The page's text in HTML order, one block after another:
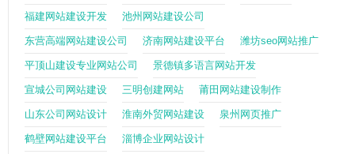
福建网站建设开发 池州网站建设公司
东营高端网站建设公司 济南网站建设平台 潍坊seo网站推广
平顶山建设专业网站公司 景德镇多语言网站开发
宣城公司网站建设 三明创建网站 莆田网站建设制作
山东公司网站设计 淮南外贸网站建设 泉州网页推广
鹤壁网站建设平台 淄博企业网站设计